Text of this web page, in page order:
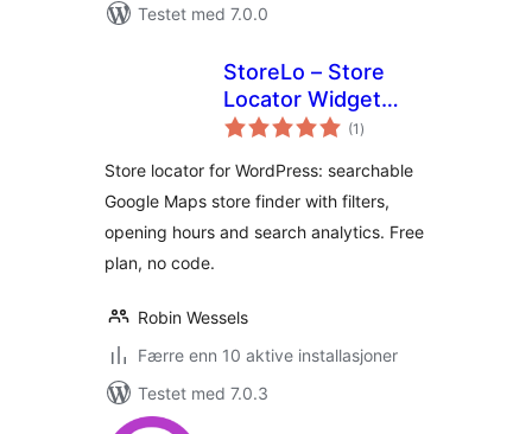
Testet med 7.0.0
StoreLo – Store
Locator Widget
with Google Maps
(1 totale
vurderinger
)
Store locator for WordPress: searchable
Google Maps store finder with filters,
opening hours and search analytics. Free
plan, no code.
Robin Wessels
Færre enn 10 aktive installasjoner
Testet med 7.0.3